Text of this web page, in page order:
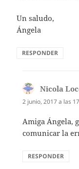
Un saludo,
Ángela
RESPONDER
Nicola
2 junio, 2017 a las
Amiga Ángela,
comunicar la
RESPONDER